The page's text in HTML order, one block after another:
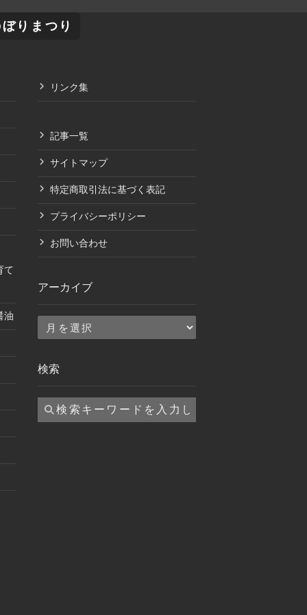
りまつり
て
油
リンク集
記事一覧
サイトマップ
特定商取引法に基づく表記
プライバシーポリシー
お問い合わせ
アーカイブ
ア
カ
ブ
検索